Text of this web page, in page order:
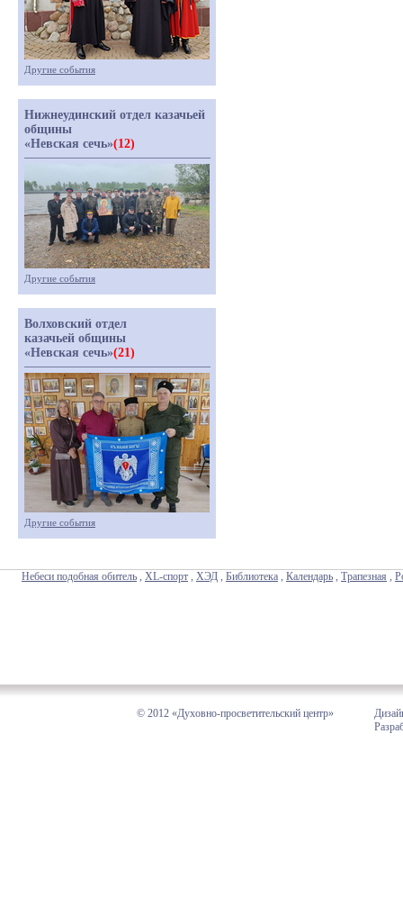
Другие события
Нижнеудинский отдел казачьей
общины
«Невская сечь»(12)
Другие события
Волховский отдел
казачьей общины
«Невская сечь»(21)
Другие события
Небеси подобная обитель , XL-спорт , ХЭД , Библиотека , Календарь , Трапезная ,
© 2012 «Духовно-просветительский центр»